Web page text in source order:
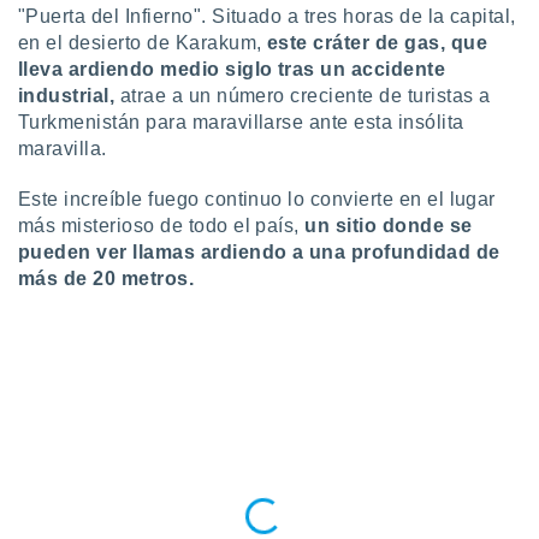
perfiles
utilizar
crear un
uso de
la
contenido
medir el
de la
"Puerta del Infierno". Situado a tres horas de la capital,
en el desierto de Karakum, este cráter de gas, que
lleva ardiendo medio siglo tras un accidente
industrial, atrae a un número creciente de turistas a
Turkmenistán para maravillarse ante esta insólita
maravilla.
Este increíble fuego continuo lo convierte en el lugar
más misterioso de todo el país, un sitio donde se
pueden ver llamas ardiendo a una profundidad de
más de 20 metros.